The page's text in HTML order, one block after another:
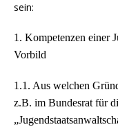
sein:
1. Kompetenzen einer
Vorbild
1.1. Aus welchen
z.B. im Bundesrat für